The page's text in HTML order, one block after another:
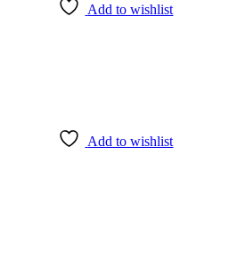
Add to wishlist
Add to wishlist